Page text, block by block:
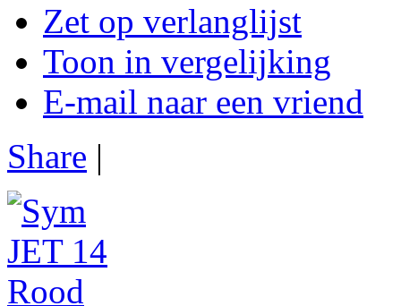
Zet op verlanglijst
Toon in vergelijking
E-mail naar een vriend
Share |